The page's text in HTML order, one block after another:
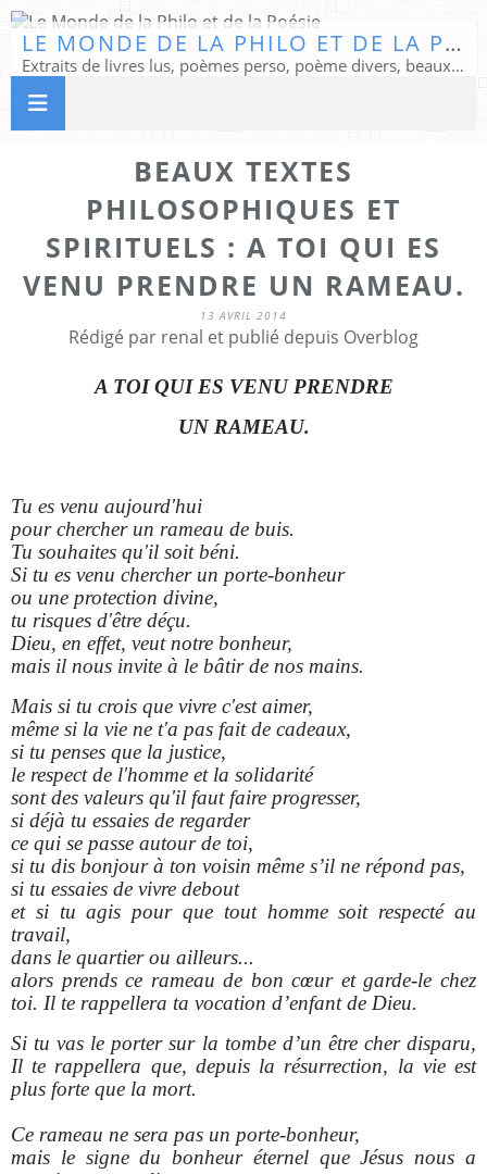
LE MONDE DE LA PHILO ET DE LA POÉSIE
Extraits de livres lus, poèmes perso, poème divers, beaux textes...
BEAUX TEXTES
PHILOSOPHIQUES ET
SPIRITUELS : A TOI QUI ES
VENU PRENDRE UN RAMEAU.
13 AVRIL 2014
Rédigé par renal et publié depuis Overblog
A TOI QUI ES VENU PRENDRE
UN RAMEAU.
Tu es venu aujourd'hui
pour chercher un rameau de buis.
Tu souhaites qu'il soit béni.
Si tu es venu chercher un porte-bonheur
ou une protection divine,
tu risques d'être déçu.
Dieu, en effet, veut notre bonheur,
mais il nous invite à le bâtir de nos mains.
Mais si tu crois que vivre c'est aimer,
même si la vie ne t'a pas fait de cadeaux,
si tu penses que la justice,
le respect de l'homme et la solidarité
sont des valeurs qu'il faut faire progresser,
si déjà tu essaies de regarder
ce qui se passe autour de toi,
si tu dis bonjour à ton voisin même s’il ne répond pas,
si tu essaies de vivre debout
et si tu agis pour que tout homme soit respecté au
travail,
dans le quartier ou ailleurs...
alors prends ce rameau de bon cœur et garde-le chez
toi. Il te rappellera ta vocation d’enfant de Dieu.
Si tu vas le porter sur la tombe d’un être cher disparu,
Il te rappellera que, depuis la résurrection, la vie est
plus forte que la mort.
Ce rameau ne sera pas un porte-bonheur,
mais le signe du bonheur éternel que Jésus nous a